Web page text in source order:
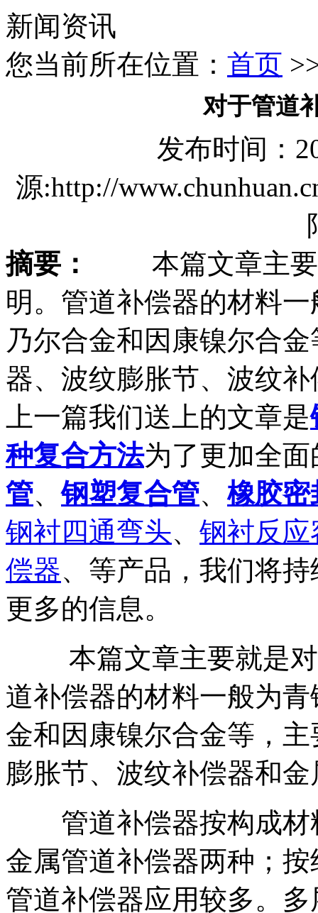
新闻资讯
您当前所在位置： 首页
对于管道
发布时间：
源:http://
摘要：
本篇文章主要
明。管道补偿器的材料
乃尔合金和因康镍尔合
器、波纹膨胀节、波纹补
上一篇我们送上的文章是
种复合方法为了更加全面
管、钢塑复合管、 橡胶密
钢衬四通弯头、 钢衬反应
偿器、等产品，我们将
更多的信息。
本篇文章主要就是对
道补偿器的材料一般为
金和因康镍尔合金等，
膨胀节、波纹补偿器和
管道补偿器按构成材
金属管道补偿器两种；
管道补偿器应用较多。